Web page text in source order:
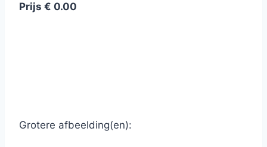
Prijs € 0.00
Grotere afbeelding(en):